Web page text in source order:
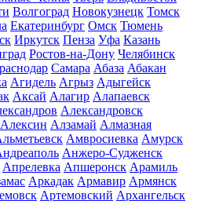
Волгоград Новокузнецк Томск
Екатеринбург Омск Тюмень
Иркутск Пенза Уфа Казань
Ростов-на-Дону Челябинск
Самара Абаза Абакан
Агидель Агрыз Адыгейск
Аксай Алагир Алапаевск
Александровск
Алексин Алзамай Алмазная
Амвросиевка Амурск
Анжеро-Судженск
Апрелевка Апшеронск Арамиль
Аркадак Армавир Армянск
Артемовский Архангельск